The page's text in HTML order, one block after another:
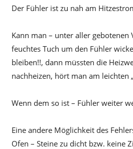
Der Fühler ist zu nah am
Kann man – unter aller gebotenen
feuchtes Tuch um den Fühler
bleiben!!, dann müssten die
nachheizen, hört man am leichten
Wenn dem so ist – Fühler weiter
Eine andere Möglichkeit des
Ofen – Steine zu dicht bzw. keine